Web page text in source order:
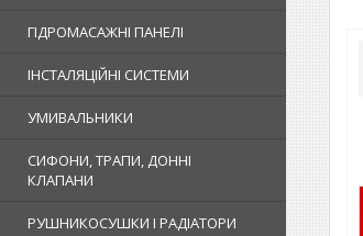
ГІДРОМАСАЖНІ ПАНЕЛІ
ІНСТАЛЯЦІЙНІ СИСТЕМИ
УМИВАЛЬНИКИ
СИФОНИ, ТРАПИ, ДОННІ
КЛАПАНИ
РУШНИКОСУШКИ І РАДІАТОРИ